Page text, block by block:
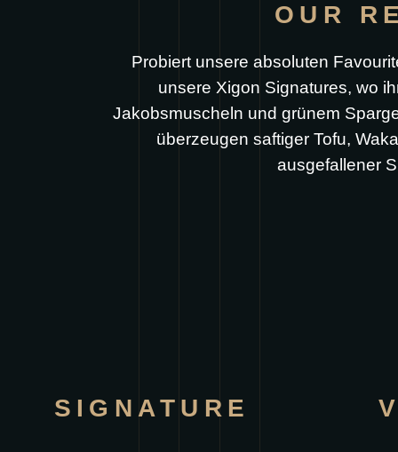
OUR
Probiert unsere absoluten
unsere Xigon Signatures, wo
Jakobsmuscheln und grünem
überzeugen saftiger Tofu,
ausgefallener
SIGNATURE